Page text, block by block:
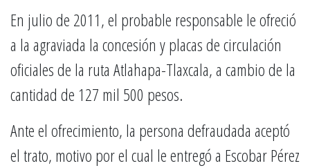
En julio de 2011, el probable responsable le ofreció
a la agraviada la concesión y placas de circulación
oficiales de la ruta Atlahapa-Tlaxcala, a cambio de la
cantidad de 127 mil 500 pesos.
Ante el ofrecimiento, la persona defraudada aceptó
el trato, motivo por el cual le entregó a Escobar Pérez